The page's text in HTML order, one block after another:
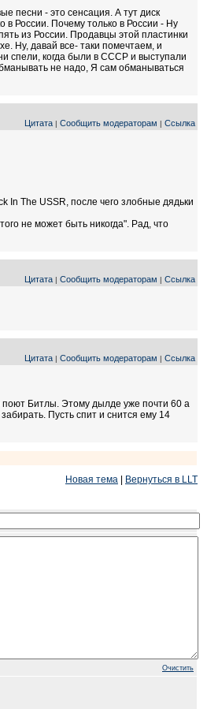
песни - это сенсация. А тут диск
в России. Почему только в России - Ну
из России. Продавцы этой пластинки
Ну, давай все- таки помечтаем, и
спели, когда были в СССР и выступали
не надо, Я сам обманываться
Цитата | Сообщить модераторам | Ссылка
In The USSR, после чего злобные дядьки
не может быть никогда". Рад, что
Цитата | Сообщить модераторам | Ссылка
Цитата | Сообщить модераторам | Ссылка
поют Битлы. Этому дылде уже почти 60 а
Пусть спит и снится ему 14
Новая тема Вернуться в LLT
Очистить